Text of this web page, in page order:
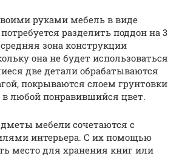
руками мебель в виде
разделить поддон на 3
зона конструкции
она не будет использоваться
две детали обрабатываются
покрываются слоем грунтовки
любой понравившийся цвет.
мебели сочетаются с
интерьера. С их помощью
место для хранения книг или